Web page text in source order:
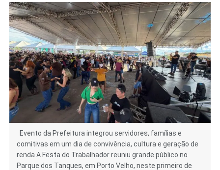
Evento da Prefeitura integrou servidores, famílias e
comitivas em um dia de convivência, cultura e geração de
renda A Festa do Trabalhador reuniu grande público no
Parque dos Tanques, em Porto Velho, neste primeiro de